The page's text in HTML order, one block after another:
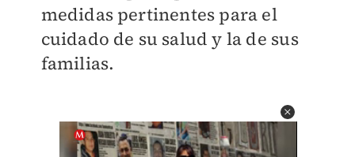
medidas pertinentes para el
cuidado de su salud y la de sus
familias.